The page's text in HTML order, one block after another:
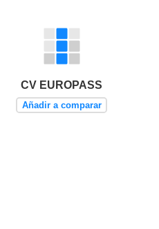
CV EUROPASS
Añadir a comparar